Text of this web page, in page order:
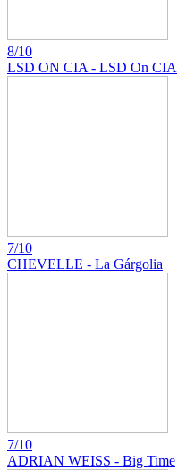
8/10
LSD ON CIA - LSD On CIA
7/10
CHEVELLE - La Gárgolia
7/10
ADRIAN WEISS - Big Time